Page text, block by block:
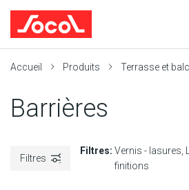
recherche
recherche
navigation
Accueil Produits Terrasse et
Barrières
Filtres
Filtres:Vernis - lasures
finitions